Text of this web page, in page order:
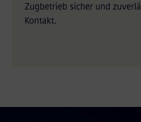
Zugbetrieb sicher und
Kontakt.